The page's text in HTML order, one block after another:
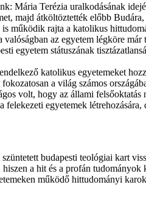
Mária Terézia uralkodásának
majd átköltöztették előbb
működik rajta a katolikus
az egyetem légköre már
egyetem státuszának
katolikus egyetemeket
a világ számos
volt, hogy az állami felsőoktatás
egyetemek létrehozására,
budapesti teológiai kart
a hit és a profán tudományok
működő hittudományi